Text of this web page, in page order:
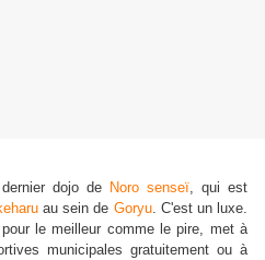
dojo de Noro senseï, qui est
au sein de Goryu. C'est un luxe.
le meilleur comme le pire, met à
municipales gratuitement ou à